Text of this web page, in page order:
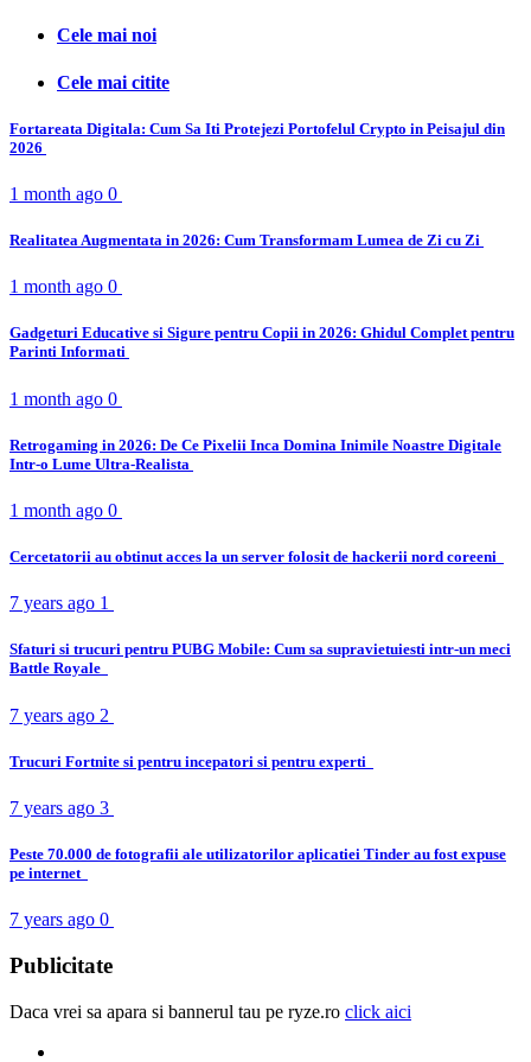
Cele mai noi
Cele mai citite
Fortareata Digitala: Cum Sa Iti Protejezi Portofelul Crypto in Peisajul din
2026
1 month ago 0
Realitatea Augmentata in 2026: Cum Transformam Lumea de Zi cu Zi
1 month ago 0
Gadgeturi Educative si Sigure pentru Copii in 2026: Ghidul Complet pentru
Parinti Informati
1 month ago 0
Retrogaming in 2026: De Ce Pixelii Inca Domina Inimile Noastre Digitale
Intr-o Lume Ultra-Realista
1 month ago 0
Cercetatorii au obtinut acces la un server folosit de hackerii nord coreeni
7 years ago 1
Sfaturi si trucuri pentru PUBG Mobile: Cum sa supravietuiesti intr-un meci
Battle Royale
7 years ago 2
Trucuri Fortnite si pentru incepatori si pentru experti
7 years ago 3
Peste 70.000 de fotografii ale utilizatorilor aplicatiei Tinder au fost expuse
pe internet
7 years ago 0
Publicitate
Daca vrei sa apara si bannerul tau pe ryze.ro click aici